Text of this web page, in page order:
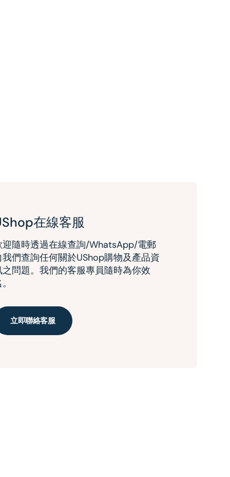
在線客服
迎隨時透過在線查詢/WhatsApp/電郵
我們查詢任何關於UShop購物及產品資
之問題。我們的客服專員隨時為你效
立即聯絡客服